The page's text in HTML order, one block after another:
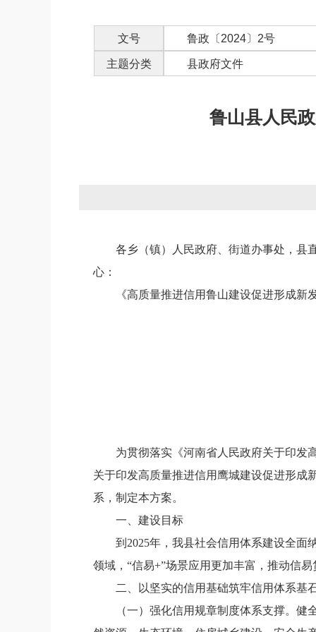
文号 鲁政〔2024〕2号
主题分类 县政府文件
鲁山县人民
各乡（镇）人民政府、街道办事处，县
心：
《高质量推进信用鲁山建设促进形成新
为贯彻落实《河南省人民政府关于印发
关于印发高质量推进信用鹰城建设促进形成
系，制定本方案。
一、建设目标
到 2025年， 我县社会信用体系建设全面
领域 ， “信易+”场景应用更加丰富，推动信
二、以坚实的信用基础筑牢信用体系基
（一） 强化信用规章制度体系支撑。 健